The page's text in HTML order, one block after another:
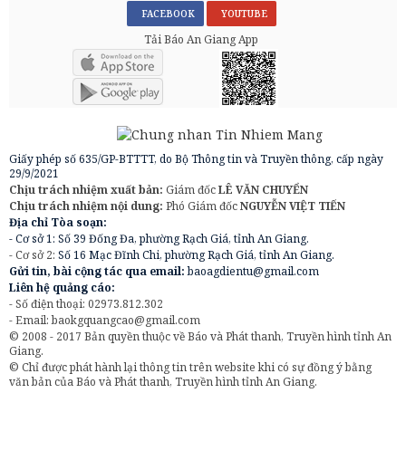
FACEBOOK YOUTUBE
Tải Báo An Giang App
Giấy phép số 635/GP-BTTTT, do Bộ Thông tin và Truyền thông, cấp ngày
29/9/2021
Chịu trách nhiệm xuất bản: Giám đốcLÊ VĂN CHUYỂN
Chịu trách nhiệm nội dung: Phó Giám đốcNGUYỄN VIỆT TIẾN
Địa chỉ Tòa soạn:
- Cơ sở 1: Số 39 Đống Đa, phường Rạch Giá, tỉnh An Giang.
- Cơ sở 2: Số 16 Mạc Đĩnh Chi, phường Rạch Giá, tỉnh An Giang.
Gửi tin, bài cộng tác qua email:baoagdientu@gmail.com
Liên hệ quảng cáo:
- Số điện thoại: 02973.812.302
- Email:baokgquangcao@gmail.com
© 2008 - 2017 Bản quyền thuộc về Báo và Phát thanh, Truyền hình tỉnh An
Giang.
© Chỉ được phát hành lại thông tin trên website khi có sự đồng ý bằng
văn bản của Báo và Phát thanh, Truyền hình tỉnh An Giang.